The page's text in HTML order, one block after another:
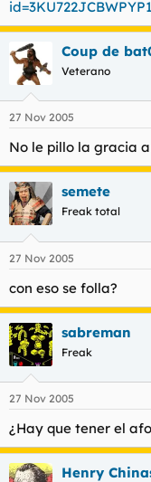
Coup de
Veterano
27 Nov 2005
No le pillo la gracia
semete
Freak total
27 Nov 2005
con eso se folla?
sabreman
Freak
27 Nov 2005
¿Hay que tener el
Henry